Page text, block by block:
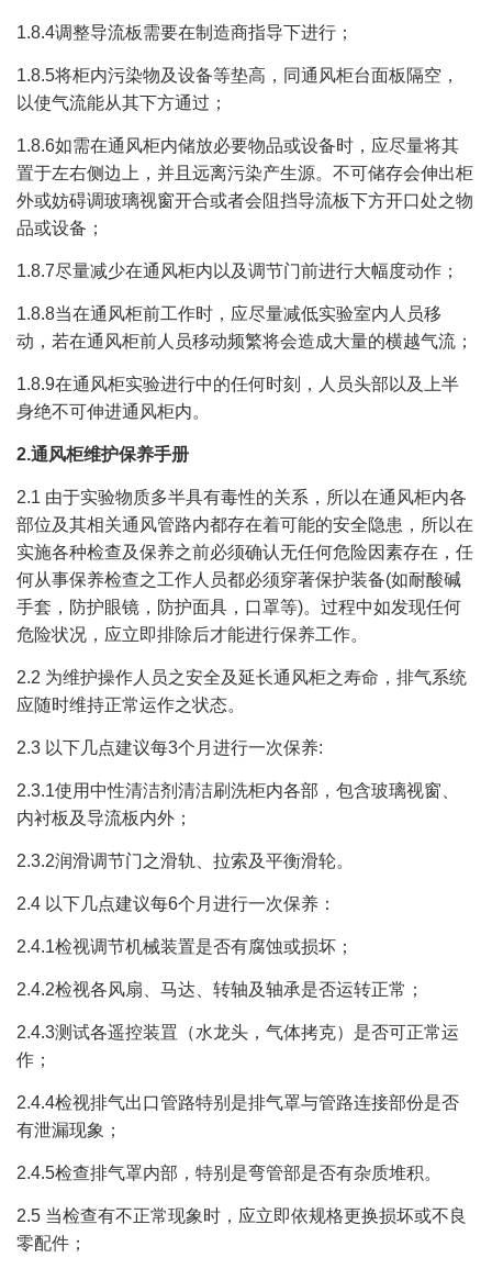
1.8.4调整导流板需要在制造商指导下进行；
1.8.5将柜内污染物及设备等垫高，同通风柜台面板隔空，
以使气流能从其下方通过；
1.8.6如需在通风柜内储放必要物品或设备时，应尽量将其
置于左右侧边上，并且远离污染产生源。不可储存会伸出柜
外或妨碍调玻璃视窗开合或者会阻挡导流板下方开口处之物
品或设备；
1.8.7尽量减少在通风柜内以及调节门前进行大幅度动作；
1.8.8当在通风柜前工作时，应尽量减低实验室内人员移
动，若在通风柜前人员移动频繁将会造成大量的横越气流；
1.8.9在通风柜实验进行中的任何时刻，人员头部以及上半
身绝不可伸进通风柜内。
2.通风柜维护保养手册
2.1 由于实验物质多半具有毒性的关系，所以在通风柜内各
部位及其相关通风管路内都存在着可能的安全隐患，所以在
实施各种检查及保养之前必须确认无任何危险因素存在，任
何从事保养检查之工作人员都必须穿著保护装备(如耐酸碱
手套，防护眼镜，防护面具，口罩等)。过程中如发现任何
危险状况，应立即排除后才能进行保养工作。
2.2 为维护操作人员之安全及延长通风柜之寿命，排气系统
应随时维持正常运作之状态。
2.3 以下几点建议每3个月进行一次保养:
2.3.1使用中性清洁剂清洁刷洗柜内各部，包含玻璃视窗、
内衬板及导流板内外；
2.3.2润滑调节门之滑轨、拉索及平衡滑轮。
2.4 以下几点建议每6个月进行一次保养：
2.4.1检视调节机械装置是否有腐蚀或损坏；
2.4.2检视各风扇、马达、转轴及轴承是否运转正常；
2.4.3测试各遥控装罝（水龙头，气体拷克）是否可正常运
作；
2.4.4检视排气出口管路特别是排气罩与管路连接部份是否
有泄漏现象；
2.4.5检查排气罩内部，特别是弯管部是否有杂质堆积。
2.5 当检查有不正常现象时，应立即依规格更换损坏或不良
零配件；